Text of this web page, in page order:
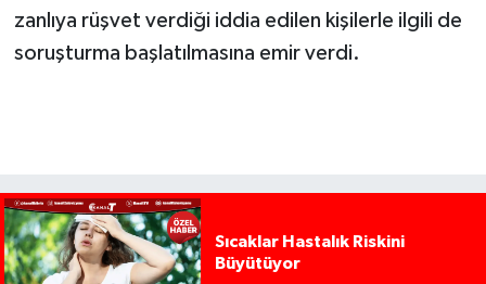
zanlıya rüşvet verdiği iddia edilen kişilerle ilgili de
soruşturma başlatılmasına emir verdi.
Sıcaklar Hastalık Riskini
Büyütüyor